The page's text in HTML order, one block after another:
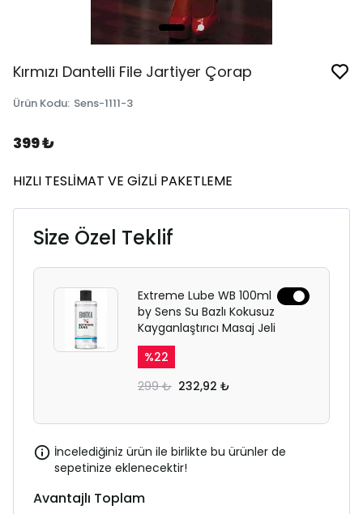
Kırmızı Dantelli File Jartiyer Çorap
Ürün Kodu: Sens-1111-3
399 ₺
HIZLI TESLİMAT VE GİZLİ PAKETLEME
Size Özel Teklif
Extreme Lube WB 100ml
by Sens Su Bazlı Kokusuz
Kayganlaştırıcı Masaj Jeli
%22
299 ₺ 232,92 ₺
İncelediğiniz ürün ile birlikte bu ürünler de
sepetinize eklenecektir!
Avantajlı Toplam